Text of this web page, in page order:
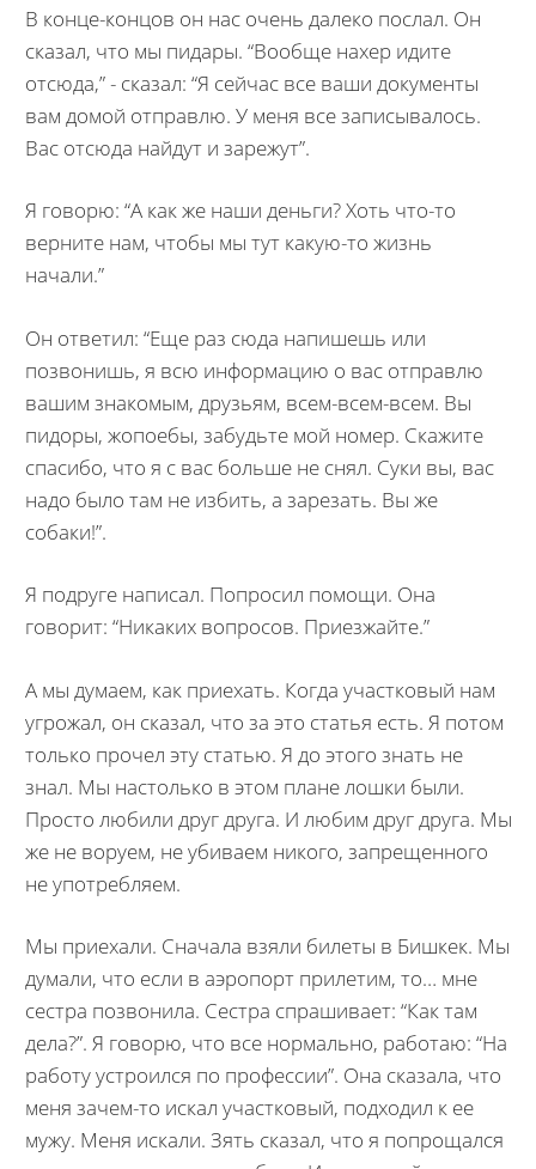
В конце-концов он нас очень далеко послал. Он
сказал, что мы пидары. “Вообще нахер идите
отсюда,” - сказал: “Я сейчас все ваши документы
вам домой отправлю. У меня все записывалось.
Вас отсюда найдут и зарежут”.
Я говорю: “А как же наши деньги? Хоть что-то
верните нам, чтобы мы тут какую-то жизнь
начали.”
Он ответил: “Еще раз сюда напишешь или
позвонишь, я всю информацию о вас отправлю
вашим знакомым, друзьям, всем-всем-всем. Вы
пидоры, жопоебы, забудьте мой номер. Скажите
спасибо, что я с вас больше не снял. Суки вы, вас
надо было там не избить, а зарезать. Вы же
собаки!”.
Я подруге написал. Попросил помощи. Она
говорит: “Никаких вопросов. Приезжайте.”
А мы думаем, как приехать. Когда участковый нам
угрожал, он сказал, что за это статья есть. Я потом
только прочел эту статью. Я до этого знать не
знал. Мы настолько в этом плане лошки были.
Просто любили друг друга. И любим друг друга. Мы
же не воруем, не убиваем никого, запрещенного
не употребляем.
Мы приехали. Сначала взяли билеты в Бишкек. Мы
думали, что если в аэропорт прилетим, то… мне
сестра позвонила. Сестра спрашивает: “Как там
дела?”. Я говорю, что все нормально, работаю: “На
работу устроился по профессии”. Она сказала, что
меня зачем-то искал участковый, подходил к ее
мужу. Меня искали. Зять сказал, что я попрощался